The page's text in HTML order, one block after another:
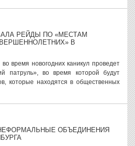
РЕЙДЫ ПО «МЕСТАМ
В
время новогодних каникул проведет
патруль», во время которой будут
которые находятся в общественных
ОБЪЕДИНЕНИЯ